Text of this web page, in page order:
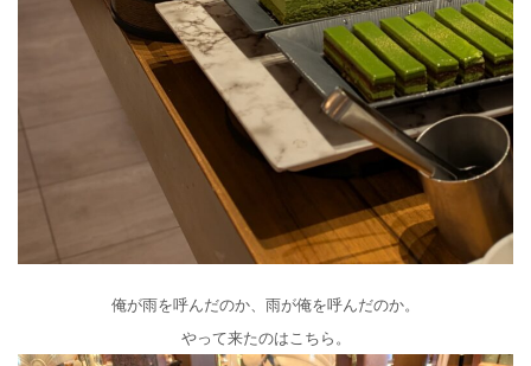
俺が雨を呼んだのか、雨が俺を呼んだのか。
やって来たのはこちら。